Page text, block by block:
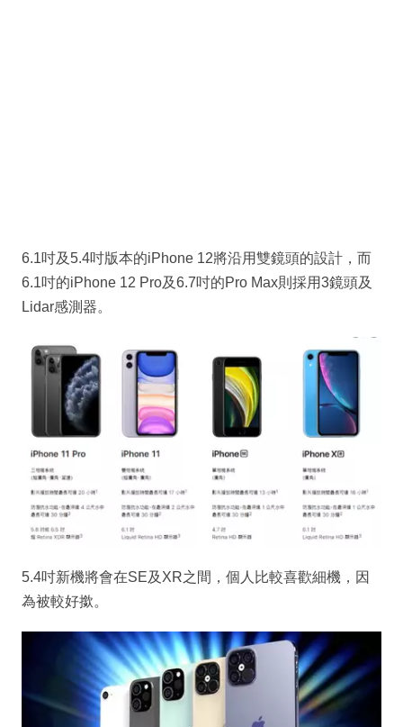
6.1吋及5.4吋版本的iPhone 12將沿用雙鏡頭的設計，而
6.1吋的iPhone 12 Pro及6.7吋的Pro Max則採用3鏡頭及
Lidar感測器。
5.4吋新機將會在SE及XR之間，個人比較喜歡細機，因
為被較好撳。